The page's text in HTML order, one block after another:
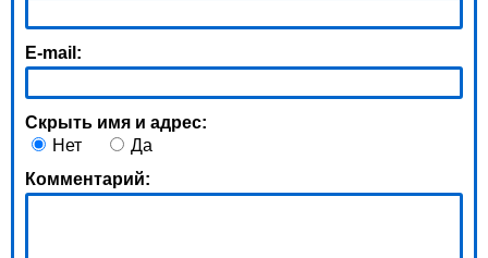
E-mail:
Скрыть имя и адрес:
Нет
Да
Комментарий: